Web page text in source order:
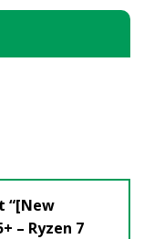
“[New
– Ryzen 7